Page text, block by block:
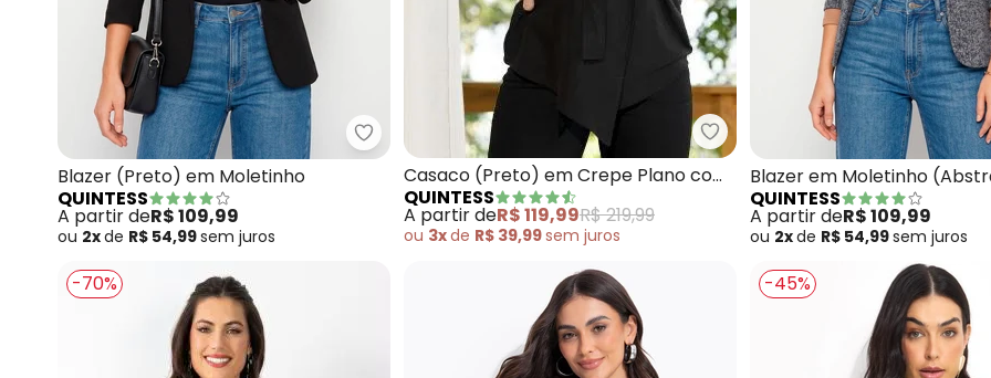
Quintess - Blazer (Preto) em Moletinho
Blazer (Preto) em Moletinho
QUINTESS
A partir deR$ 109,99
ou 2xde R$ 54,99sem juros
Quintess - Casaco (Preto) em
Casaco (Preto) em Crepe Plano com
Faixa
QUINTESS
A partir deR$ 119,99R$ 219,99
ou 3xde R$ 39,99sem juros
Blazer em Moletinho
QUINTESS
A partir deR$ 109,99
ou 2xde R$ 54,99sem juros
-70% -45%